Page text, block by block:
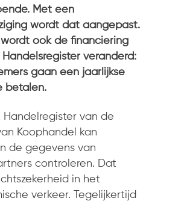
Met een
wordt dat aangepast.
ook de financiering
veranderd:
gaan een jaarlijkse
betalen.
Handelregister van de
Koophandel kan
de gegevens van
controleren. Dat
in het
verkeer. Tegelijkertijd